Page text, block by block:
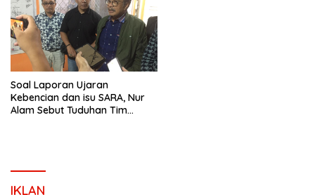
Soal Laporan Ujaran
Kebencian dan isu SARA, Nur
Alam Sebut Tuduhan Tim
IKLAN